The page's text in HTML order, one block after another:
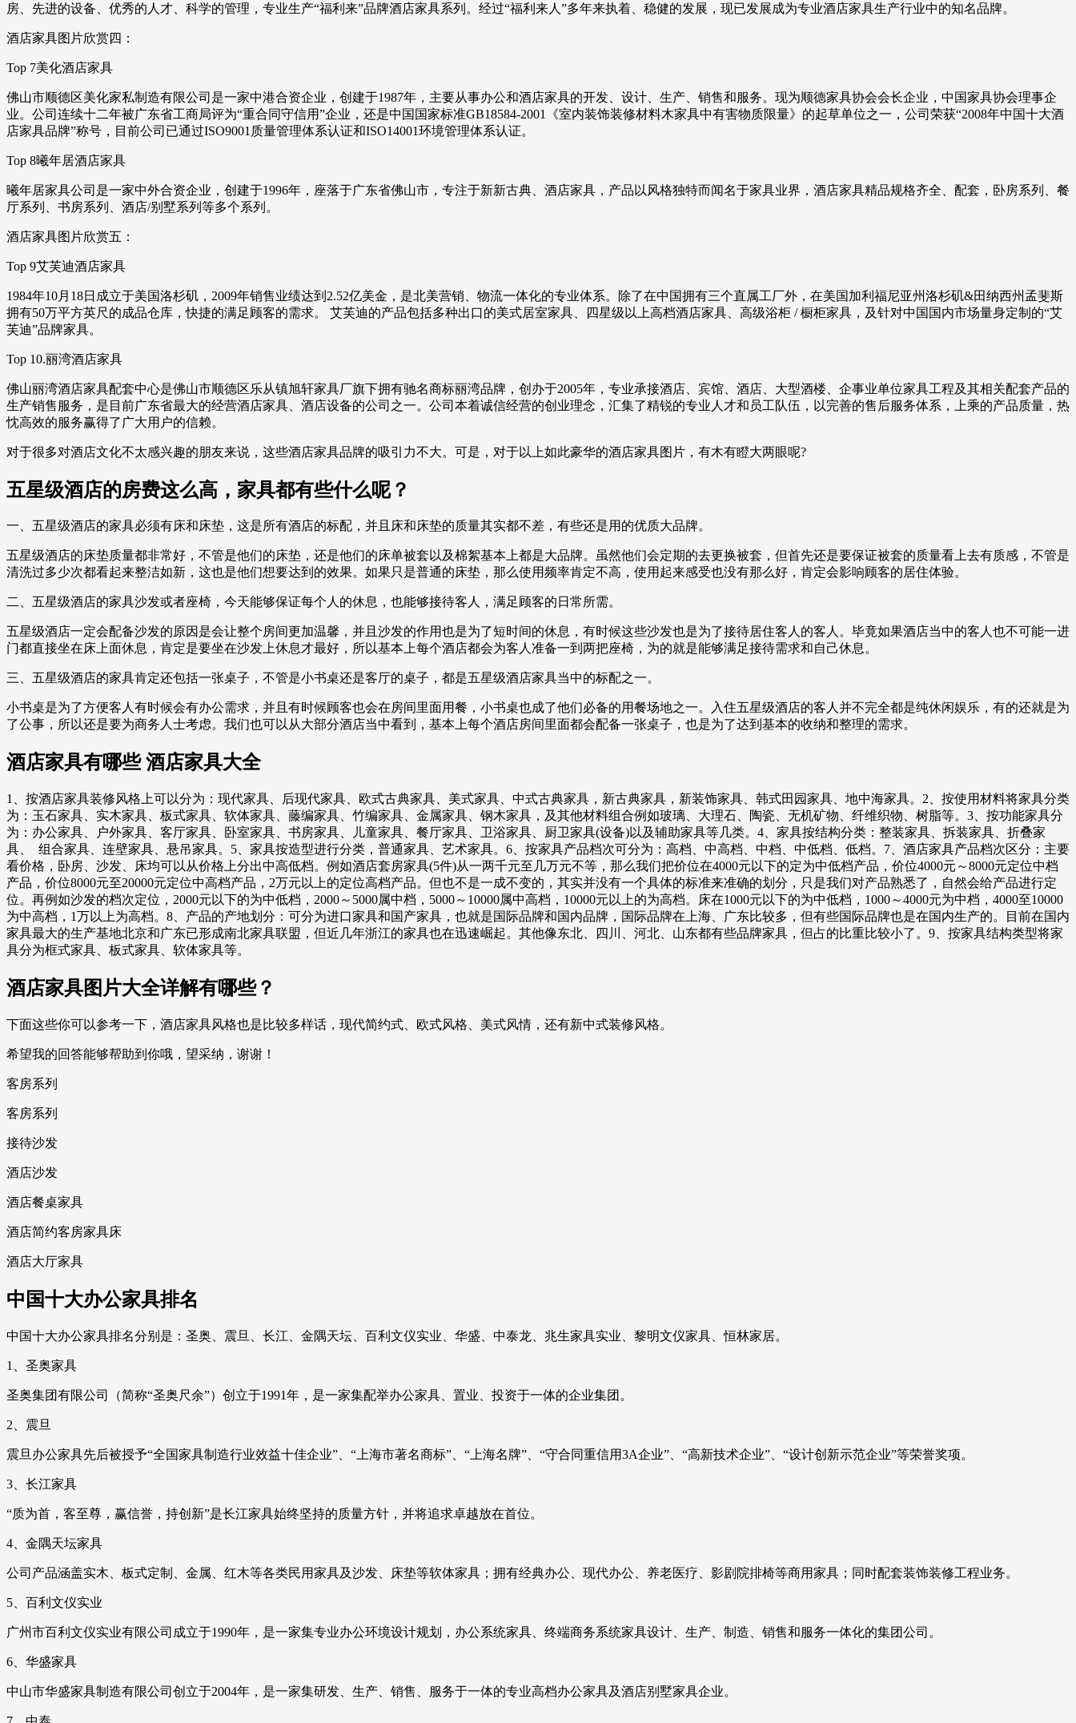
房、先进的设备、优秀的人才、科学的管理，专业生产“福利来”品牌酒店家具系列。经过“福利来人”多年来执着、稳健的发展，现已发展成为专业酒店家具生产行业中的知名品牌。
酒店家具图片欣赏四：
Top 7美化酒店家具
佛山市顺德区美化家私制造有限公司是一家中港合资企业，创建于1987年，主要从事办公和酒店家具的开发、设计、生产、销售和服务。现为顺德家具协会会长企业，中国家具协会理事企
业。公司连续十二年被广东省工商局评为“重合同守信用”企业，还是中国国家标准GB18584-2001《室内装饰装修材料木家具中有害物质限量》的起草单位之一，公司荣获“2008年中国十大酒
店家具品牌”称号，目前公司已通过ISO9001质量管理体系认证和ISO14001环境管理体系认证。
Top 8曦年居酒店家具
曦年居家具公司是一家中外合资企业，创建于1996年，座落于广东省佛山市，专注于新新古典、酒店家具，产品以风格独特而闻名于家具业界，酒店家具精品规格齐全、配套，卧房系列、餐
厅系列、书房系列、酒店/别墅系列等多个系列。
酒店家具图片欣赏五：
Top 9艾芙迪酒店家具
1984年10月18日成立于美国洛杉矶，2009年销售业绩达到2.52亿美金，是北美营销、物流一体化的专业体系。除了在中国拥有三个直属工厂外，在美国加利福尼亚州洛杉矶&田纳西州孟斐斯
拥有50万平方英尺的成品仓库，快捷的满足顾客的需求。 艾芙迪的产品包括多种出口的美式居室家具、四星级以上高档酒店家具、高级浴柜 / 橱柜家具，及针对中国国内市场量身定制的“艾
芙迪”品牌家具。
Top 10.丽湾酒店家具
佛山丽湾酒店家具配套中心是佛山市顺德区乐从镇旭轩家具厂旗下拥有驰名商标丽湾品牌，创办于2005年，专业承接酒店、宾馆、酒店、大型酒楼、企事业单位家具工程及其相关配套产品的
生产销售服务，是目前广东省最大的经营酒店家具、酒店设备的公司之一。公司本着诚信经营的创业理念，汇集了精锐的专业人才和员工队伍，以完善的售后服务体系，上乘的产品质量，热
忱高效的服务赢得了广大用户的信赖。
对于很多对酒店文化不太感兴趣的朋友来说，这些酒店家具品牌的吸引力不大。可是，对于以上如此豪华的酒店家具图片，有木有瞪大两眼呢?
五星级酒店的房费这么高，家具都有些什么呢？
一、五星级酒店的家具必须有床和床垫，这是所有酒店的标配，并且床和床垫的质量其实都不差，有些还是用的优质大品牌。
五星级酒店的床垫质量都非常好，不管是他们的床垫，还是他们的床单被套以及棉絮基本上都是大品牌。虽然他们会定期的去更换被套，但首先还是要保证被套的质量看上去有质感，不管是
清洗过多少次都看起来整洁如新，这也是他们想要达到的效果。如果只是普通的床垫，那么使用频率肯定不高，使用起来感受也没有那么好，肯定会影响顾客的居住体验。
二、五星级酒店的家具沙发或者座椅，今天能够保证每个人的休息，也能够接待客人，满足顾客的日常所需。
五星级酒店一定会配备沙发的原因是会让整个房间更加温馨，并且沙发的作用也是为了短时间的休息，有时候这些沙发也是为了接待居住客人的客人。毕竟如果酒店当中的客人也不可能一进
门都直接坐在床上面休息，肯定是要坐在沙发上休息才最好，所以基本上每个酒店都会为客人准备一到两把座椅，为的就是能够满足接待需求和自己休息。
三、五星级酒店的家具肯定还包括一张桌子，不管是小书桌还是客厅的桌子，都是五星级酒店家具当中的标配之一。
小书桌是为了方便客人有时候会有办公需求，并且有时候顾客也会在房间里面用餐，小书桌也成了他们必备的用餐场地之一。入住五星级酒店的客人并不完全都是纯休闲娱乐，有的还就是为
了公事，所以还是要为商务人士考虑。我们也可以从大部分酒店当中看到，基本上每个酒店房间里面都会配备一张桌子，也是为了达到基本的收纳和整理的需求。
酒店家具有哪些 酒店家具大全
1、按酒店家具装修风格上可以分为：现代家具、后现代家具、欧式古典家具、美式家具、中式古典家具，新古典家具，新装饰家具、韩式田园家具、地中海家具。2、按使用材料将家具分类
为：玉石家具、实木家具、板式家具、软体家具、藤编家具、竹编家具、金属家具、钢木家具，及其他材料组合例如玻璃、大理石、陶瓷、无机矿物、纤维织物、树脂等。3、按功能家具分
为：办公家具、户外家具、客厅家具、卧室家具、书房家具、儿童家具、餐厅家具、卫浴家具、厨卫家具(设备)以及辅助家具等几类。4、家具按结构分类：整装家具、拆装家具、折叠家
具、 组合家具、连壁家具、悬吊家具。5、家具按造型进行分类，普通家具、艺术家具。6、按家具产品档次可分为：高档、中高档、中档、中低档、低档。7、酒店家具产品档次区分：主要
看价格，卧房、沙发、床均可以从价格上分出中高低档。例如酒店套房家具(5件)从一两千元至几万元不等，那么我们把价位在4000元以下的定为中低档产品，价位4000元～8000元定位中档
产品，价位8000元至20000元定位中高档产品，2万元以上的定位高档产品。但也不是一成不变的，其实并没有一个具体的标准来准确的划分，只是我们对产品熟悉了，自然会给产品进行定
位。再例如沙发的档次定位，2000元以下的为中低档，2000～5000属中档，5000～10000属中高档，10000元以上的为高档。床在1000元以下的为中低档，1000～4000元为中档，4000至10000
为中高档，1万以上为高档。8、产品的产地划分：可分为进口家具和国产家具，也就是国际品牌和国内品牌，国际品牌在上海、广东比较多，但有些国际品牌也是在国内生产的。目前在国内
家具最大的生产基地北京和广东已形成南北家具联盟，但近几年浙江的家具也在迅速崛起。其他像东北、四川、河北、山东都有些品牌家具，但占的比重比较小了。9、按家具结构类型将家
具分为框式家具、板式家具、软体家具等。
酒店家具图片大全详解有哪些？
下面这些你可以参考一下，酒店家具风格也是比较多样话，现代简约式、欧式风格、美式风情，还有新中式装修风格。
希望我的回答能够帮助到你哦，望采纳，谢谢！
客房系列
客房系列
接待沙发
酒店沙发
酒店餐桌家具
酒店简约客房家具床
酒店大厅家具
中国十大办公家具排名
中国十大办公家具排名分别是：圣奥、震旦、长江、金隅天坛、百利文仪实业、华盛、中泰龙、兆生家具实业、黎明文仪家具、恒林家居。
1、圣奥家具
圣奥集团有限公司（简称“圣奥尺余”）创立于1991年，是一家集配举办公家具、置业、投资于一体的企业集团。
2、震旦
震旦办公家具先后被授予“全国家具制造行业效益十佳企业”、“上海市著名商标”、“上海名牌”、“守合同重信用3A企业”、“高新技术企业”、“设计创新示范企业”等荣誉奖项。
3、长江家具
“质为首，客至尊，赢信誉，持创新”是长江家具始终坚持的质量方针，并将追求卓越放在首位。
4、金隅天坛家具
公司产品涵盖实木、板式定制、金属、红木等各类民用家具及沙发、床垫等软体家具；拥有经典办公、现代办公、养老医疗、影剧院排椅等商用家具；同时配套装饰装修工程业务。
5、百利文仪实业
广州市百利文仪实业有限公司成立于1990年，是一家集专业办公环境设计规划，办公系统家具、终端商务系统家具设计、生产、制造、销售和服务一体化的集团公司。
6、华盛家具
中山市华盛家具制造有限公司创立于2004年，是一家集研发、生产、销售、服务于一体的专业高档办公家具及酒店别墅家具企业。